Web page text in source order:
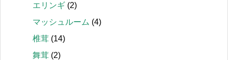
エリンギ (2)
マッシュルーム (4)
椎茸 (14)
舞茸 (2)